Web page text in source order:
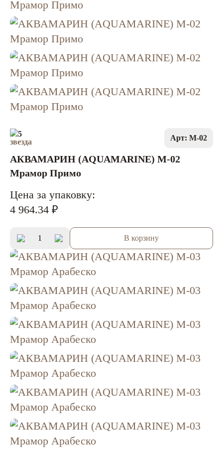
5 Арт: M-02
АКВАМАРИН (AQUAMARINE) M-02
Мрамор Примо
Цена за упаковку:
4 964.34 ₽
В корзину